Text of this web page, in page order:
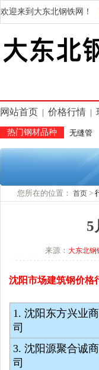
欢迎来到大东北钢铁网！
网站首页 价格行情
热门钢材品种 无缝管
您所在的位置： 首页 >
5
来源： 大东北钢
沈阳市场建筑钢价格
1. 沈阳东方兴业
司
3. 沈阳源聚合诚
司